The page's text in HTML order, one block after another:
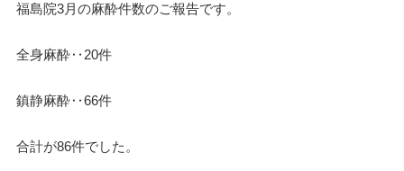
福島院3月の麻酔件数のご報告です。
全身麻酔‥20件
鎮静麻酔‥66件
合計が86件でした。